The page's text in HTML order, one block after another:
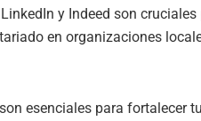
y Indeed son cruciales
en organizaciones
esenciales para fortalecer